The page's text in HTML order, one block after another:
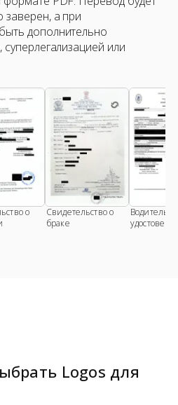
а при
дополнительно
или
о
Свидетельство о
браке
Logos для